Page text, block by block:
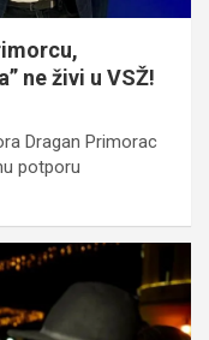
ne živi u VSŽ!
Dragan Primorac
potporu